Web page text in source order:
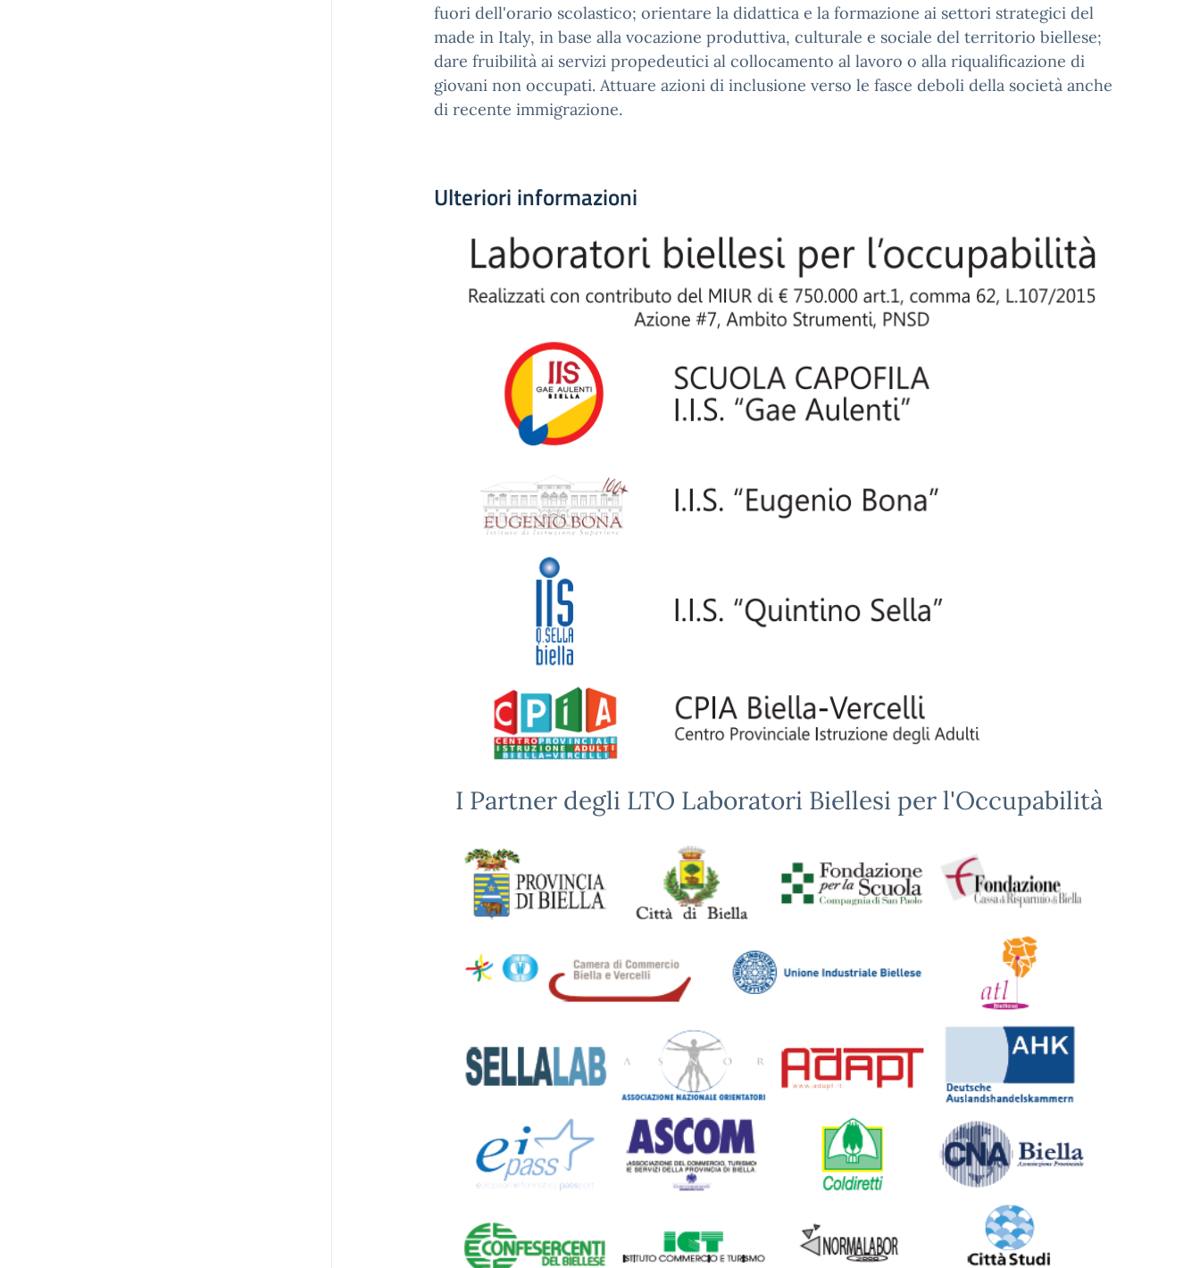
fuori dell'orario scolastico; orientare la didattica e la formazione ai settori strategici del
made in Italy, in base alla vocazione produttiva, culturale e sociale del territorio biellese;
dare fruibilità ai servizi propedeutici al collocamento al lavoro o alla riqualificazione di
giovani non occupati. Attuare azioni di inclusione verso le fasce deboli della società anche
di recente immigrazione.
Ulteriori informazioni
I Partner degli LTO Laboratori Biellesi per l'Occupabilità